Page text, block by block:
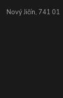
Nový Jičín, 741 01